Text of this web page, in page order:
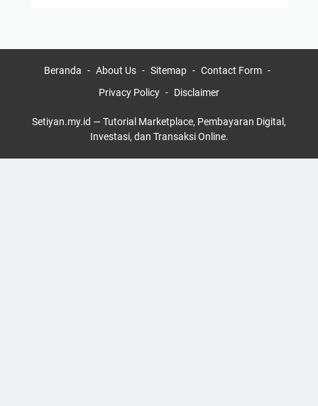
Beranda About Us Sitemap
Contact Form
Privacy Policy
Disclaimer
Setiyan.my.id — Tutorial Marketplace, Pembayaran Digital,
Investasi, dan Transaksi Online.